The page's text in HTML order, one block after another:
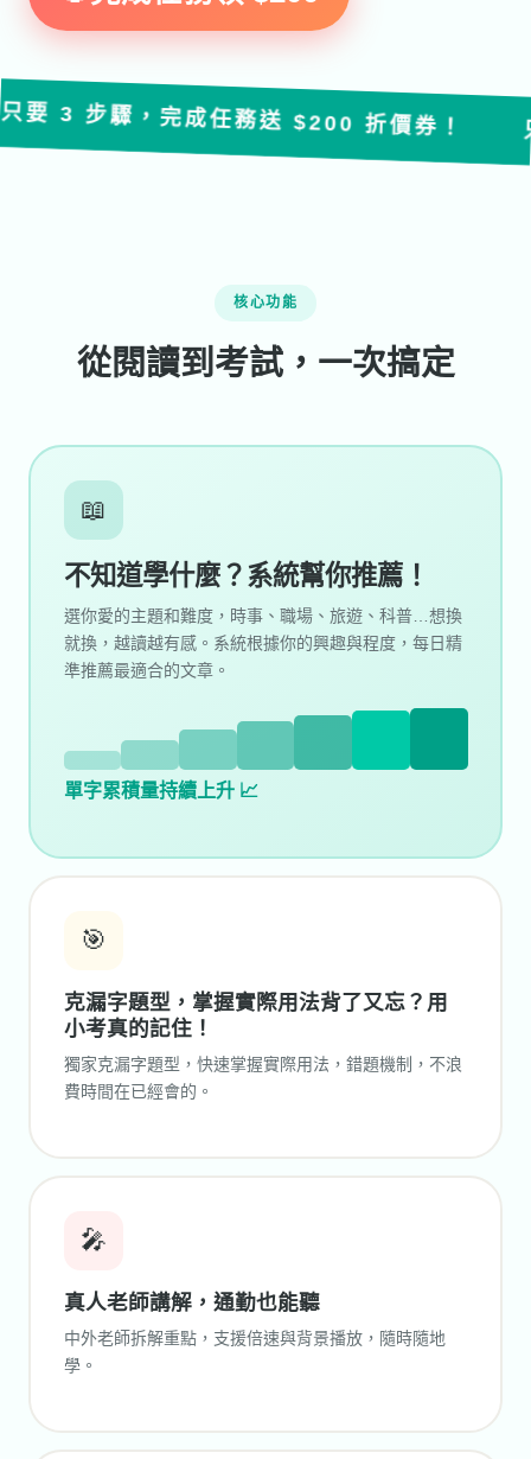
，完成任務送 $200 折價券！ 只要 3
核心功能
從閱讀到考試，一次搞定
📖
不知道學什麼？系統幫你推薦！
選你愛的主題和難度，時事、職場、旅遊、科普…想換
就換，越讀越有感。系統根據你的興趣與程度，每日精
準推薦最適合的文章。
單字累積量持續上升 📈
🎯
克漏字題型，掌握實際用法背了又忘？用
小考真的記住！
獨家克漏字題型，快速掌握實際用法，錯題機制，不浪
費時間在已經會的。
🎤
真人老師講解，通勤也能聽
中外老師拆解重點，支援倍速與背景播放，隨時隨地
學。